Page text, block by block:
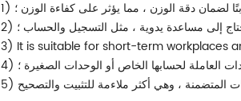
لضمان دقة الوزن ، مما يؤثر على كفاءة الوزن ؛
إلى مساعدة يدوية ، مثل التسجيل والحساب ؛
3) It is suitable for short-term workplaces
العاملة لحسابها الخاص أو الوحدات الصغيرة ؛